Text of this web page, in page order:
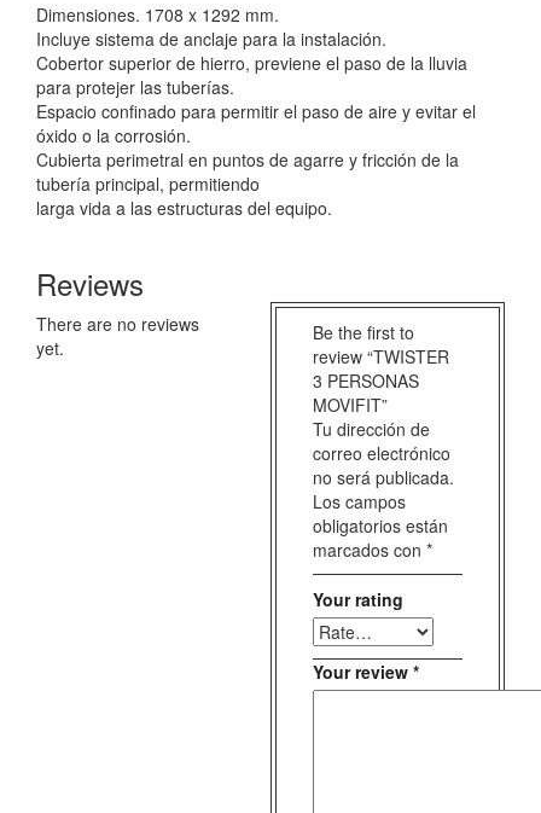
Dimensiones. 1708 x 1292 mm.
Incluye sistema de anclaje para la instalación.
Cobertor superior de hierro, previene el paso de la lluvia
para protejer las tuberías.
Espacio confinado para permitir el paso de aire y evitar el
óxido o la corrosión.
Cubierta perimetral en puntos de agarre y fricción de la
tubería principal, permitiendo
larga vida a las estructuras del equipo.
Reviews
There are no reviews
yet.
Be the first to
review “TWISTER
3 PERSONAS
MOVIFIT”
Tu dirección de
correo electrónico
no será publicada.
Los campos
obligatorios están
marcados con *
Your rating
Your review *